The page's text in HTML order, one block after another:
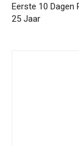
Eerste 10 Dagen
25 Jaar